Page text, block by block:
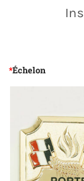
*Échelon